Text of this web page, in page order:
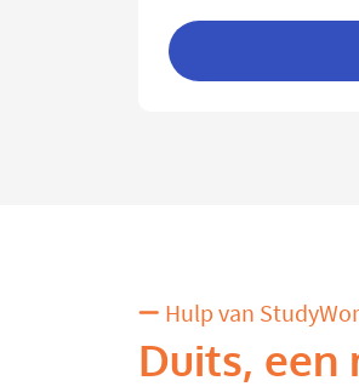
Hulp van
Duits,